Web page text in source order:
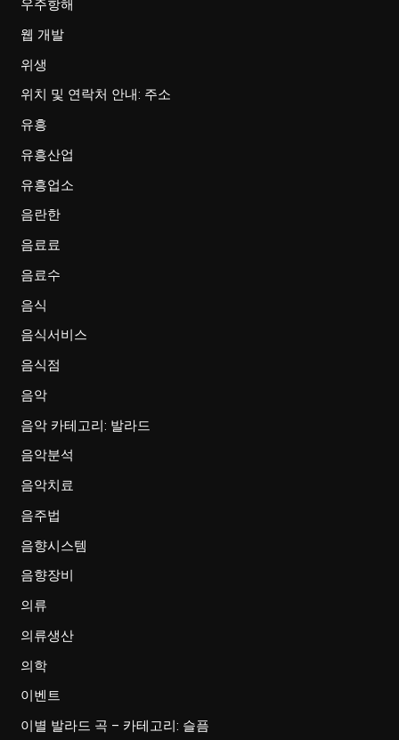
우주항해
웹 개발
위생
위치 및 연락처 안내: 주소
유흥
유흥산업
유흥업소
음란한
음료료
음료수
음식
음식서비스
음식점
음악
음악 카테고리: 발라드
음악분석
음악치료
음주법
음향시스템
음향장비
의류
의류생산
의학
이벤트
이별 발라드 곡 – 카테고리: 슬픔